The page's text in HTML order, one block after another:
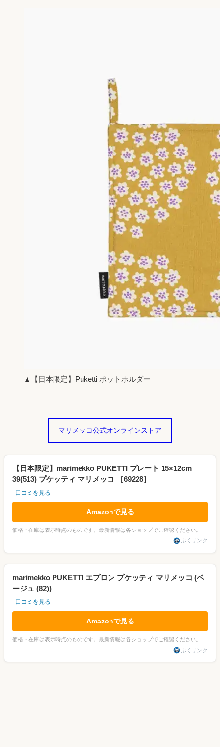
▲【日本限定】Puketti ポットホルダー
マリメッコ公式オンラインストア
【日本限定】marimekko PUKETTI プレート 15×12cm
39(513) プケッティ マリメッコ ［69228］
口コミを見る
Amazonで見る
価格・在庫は表示時点のものです。最新情報は各ショップでご確認ください。
ぷくリンク
marimekko PUKETTI エプロン プケッティ マリメッコ (ベ
ージュ (82))
口コミを見る
Amazonで見る
価格・在庫は表示時点のものです。最新情報は各ショップでご確認ください。
ぷくリンク